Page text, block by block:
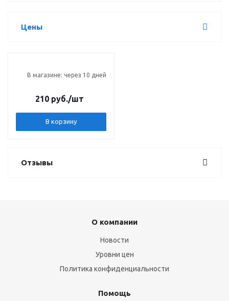
Цены
В магазине: через 10 дней
210 руб./шт
В корзину
Отзывы
О компании
Новости
Уровни цен
Политика конфиденциальности
Помощь